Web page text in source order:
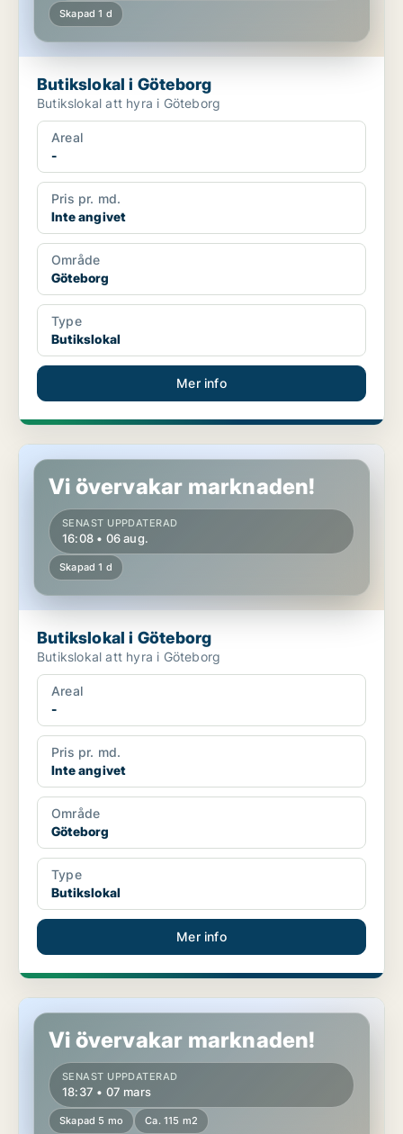
Skapad 1 d
Butikslokal i Göteborg
Butikslokal att hyra i Göteborg
Areal
-
Pris pr. md.
Inte angivet
Område
Göteborg
Type
Butikslokal
Mer info
Butikslokal i Göteborg
Vi övervakar marknaden!
SENAST UPPDATERAD
16:08 • 06 aug.
Skapad 1 d
Butikslokal i Göteborg
Butikslokal att hyra i Göteborg
Areal
-
Pris pr. md.
Inte angivet
Område
Göteborg
Type
Butikslokal
Mer info
Butikslokal i Göteborg
Vi övervakar marknaden!
SENAST UPPDATERAD
18:37 • 07 mars
Skapad 5 mo Ca. 115 m2